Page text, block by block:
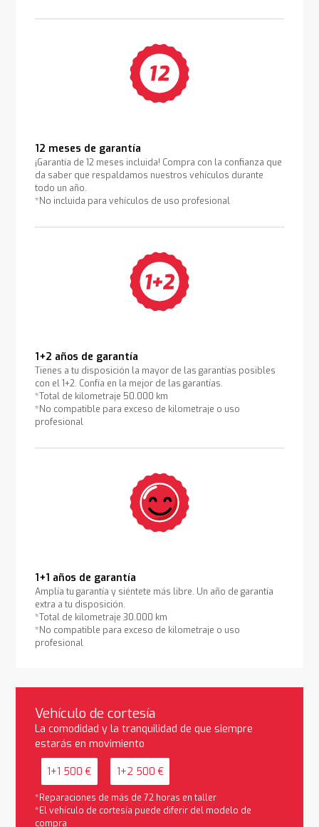
12 meses de garantía
¡Garantía de 12 meses incluida! Compra con la confianza que
da saber que respaldamos nuestros vehículos durante
todo un año.
*No incluida para vehículos de uso profesional
1+2 años de garantía
Tienes a tu disposición la mayor de las garantías posibles
con el 1+2. Confía en la mejor de las garantías.
*Total de kilometraje 50.000 km
*No compatible para exceso de kilometraje o uso
profesional
1+1 años de garantía
Amplía tu garantía y siéntete más libre. Un año de garantía
extra a tu disposición.
*Total de kilometraje 30.000 km
*No compatible para exceso de kilometraje o uso
profesional
Vehículo de cortesía
La comodidad y la tranquilidad de que siempre
estarás en movimiento
1+1 500 € 1+2 500 €
*Reparaciones de más de 72 horas en taller
*El vehículo de cortesía puede diferir del modelo de
compra